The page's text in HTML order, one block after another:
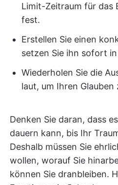
Limit-Zeitraum für das
fest.
Erstellen Sie einen
setzen Sie ihn sofort
Wiederholen Sie die
laut, um Ihren Glauben
Denken Sie daran, dass
dauern kann, bis Ihr
Deshalb müssen Sie
wollen, worauf Sie
können Sie dranbleiben.